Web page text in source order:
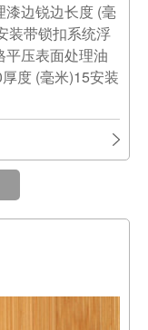
边锐边长度 (毫
装带锁扣系统浮
压表面处理油
度 (毫米)15安装